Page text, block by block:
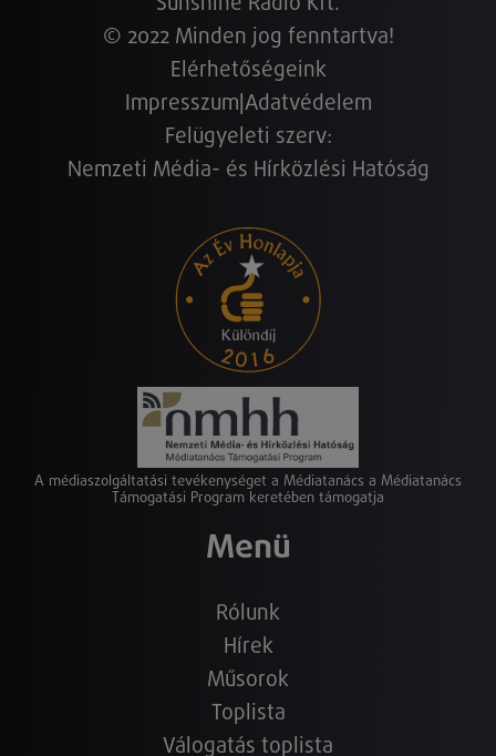
Sunshine Rádió Kft.
© 2022 Minden jog fenntartva!
Elérhetőségeink
Impresszum Adatvédelem
Felügyeleti szerv:
Nemzeti Média- és Hírközlési Hatóság
A médiaszolgáltatási tevékenységet a Médiatanács a Médiatanács
Támogatási Program keretében támogatja
Menü
Rólunk
Hírek
Műsorok
Toplista
Válogatás toplista